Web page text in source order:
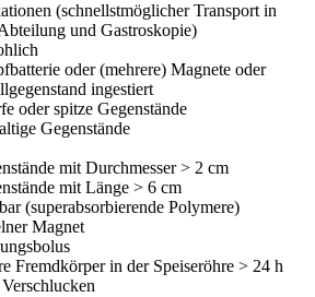
(schnellstmöglicher Transport in
und Gastroskopie)
oder (mehrere) Magnete oder
ingestiert
oder spitze Gegenstände
Gegenstände
mit Durchmesser > 2 cm
mit Länge > 6 cm
(superabsorbierende Polymere)
Magnet
Fremdkörper in der Speiseröhre > 24 h